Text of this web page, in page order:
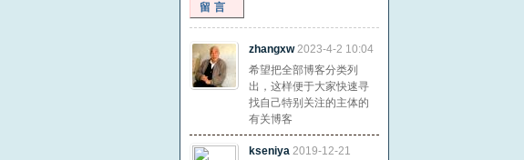
留言
zhangxw 2023-4-2 10:04
希望把全部博客分类列
出，这样便于大家快速寻
找自己特别关注的主体的
有关博客
kseniya 2019-12-21